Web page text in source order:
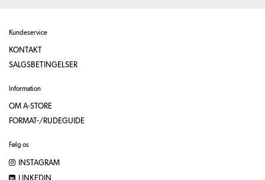
Kundeservice
KONTAKT
SALGSBETINGELSER
Information
OM A-STORE
FORMAT-/RUDEGUIDE
Følg os
INSTAGRAM